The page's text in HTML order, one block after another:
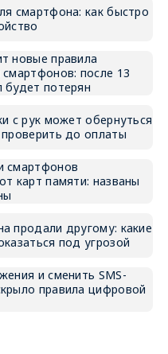
смартфона: как быстро
новые правила
смартфонов: после 13
потерян
с рук может обернуться
до оплаты
смартфонов
карт памяти: названы
продали другому: какие
под угрозой
и сменить SMS-
правила цифровой